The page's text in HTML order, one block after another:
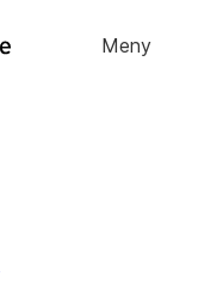
Meny